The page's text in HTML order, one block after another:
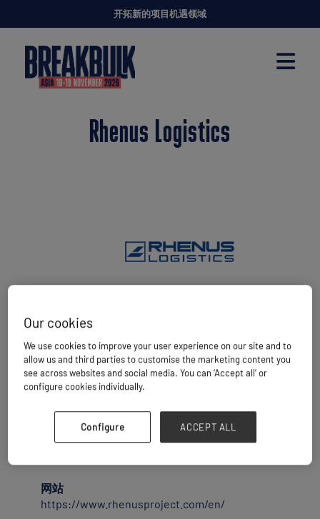
开拓新的项目机遇领域
Rhenus Logistics
位于鹿特丹的Rhenus Port Logistics是一家独立
的杂货及重型货物港口码头运营商。我们负责
处理和存储杂货、大宗商品、集装箱、重型货
重型及杂货航运公司、离岸公司、贸易商、生
网站
https://www.rhenusproject.com/en/
Our cookies
We use cookies to improve your user experience on our site and to
allow us and third parties to customise the marketing content you
see across websites and social media. You can ‘Accept all’ or
configure cookies individually.
Configure ACCEPT ALL